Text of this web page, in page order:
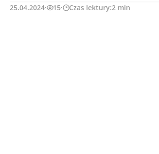
25.04.2024 15 Czas lektury:2 min